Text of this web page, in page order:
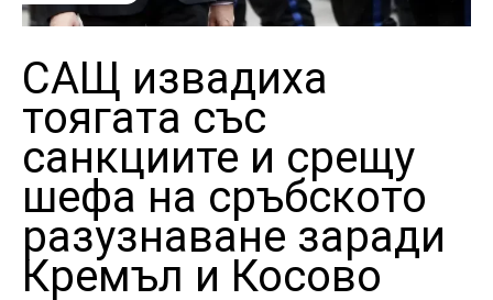
САЩ извадиха
тоягата със
санкциите и срещу
шефа на сръбското
разузнаване заради
Кремъл и Косово